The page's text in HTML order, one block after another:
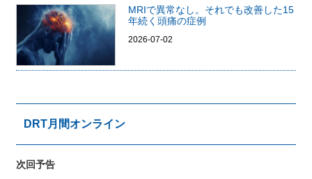
MRIで異常なし。それでも改善した15
年続く頭痛の症例
2026-07-02
DRT月間オンライン
次回予告